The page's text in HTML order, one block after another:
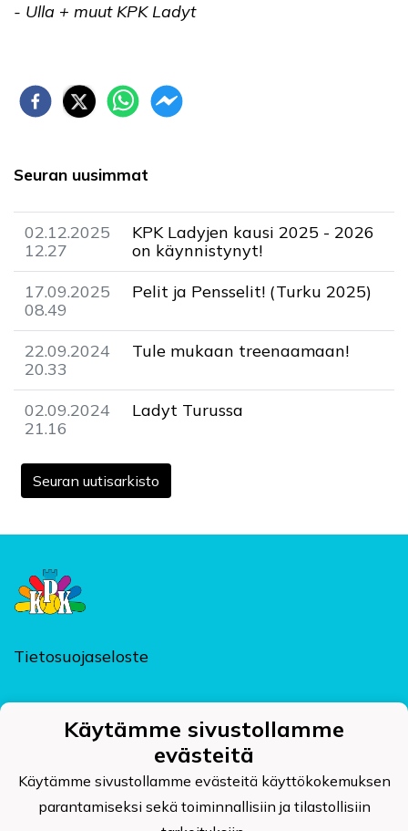
- Ulla + muut KPK Ladyt
Seuran uusimmat
02.12.2025
12.27
KPK Ladyjen kausi 2025 - 2026
on käynnistynyt!
17.09.2025
08.49
Pelit ja Pensselit! (Turku 2025)
22.09.2024
20.33
Tule mukaan treenaamaan!
02.09.2024
21.16
Ladyt Turussa
Seuran uutisarkisto
Tietosuojaseloste
Kajaanin Pallokerho ry
Kehräämöntie 7, PL 124, 87400 KAJAANI
kpk@kajaaninpallokerho.fi
Käytämme sivustollamme
evästeitä
Käytämme sivustollamme evästeitä käyttökokemuksen
parantamiseksi sekä toiminnallisiin ja tilastollisiin